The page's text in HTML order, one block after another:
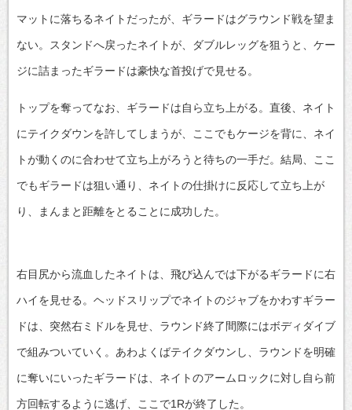
マットに落ちるネイトだったが、ギラードはグラウンド戦を望ま
ない。スタンドへ戻ったネイトが、ダブルレッグを狙うと、ケー
ジに詰まったギラードは豪快な首投げで見せる。
トップを奪ってなお、ギラードは自ら立ち上がる。直後、ネイト
にテイクダウンを許してしまうが、ここでもケージを背に、ネイ
トが動くのに合わせて立ち上がろうと待ちの一手だ。結局、ここ
でもギラードは狙い通り、ネイトの仕掛けに反応して立ち上が
り、まんまと距離をとることに成功した。
右目尻から流血したネイトは、飛び込んでは下がるギラードに右
ハイを見せる。ヘッドスリップでネイトのジャブをかわすギラー
ドは、突然右ミドルを見せ、ラウンド終了間際にはボディダイブ
で組みついていく。あわよくばテイクダウンし、ラウンドを明確
に奪いにいったギラードは、ネイトのアームロックに対し自ら前
方回転するように逃げ、ここで1Rが終了した。